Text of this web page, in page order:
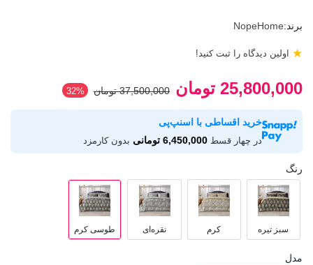
برند:NopeHome
اولین دیدگاه را ثبت کنید! ★
25,800,000 تومان 37,500,000 تومان 32%
خرید اقساطی با اسنپ‌پی
در چهار قسط 6,450,000 تومانی بدون کارمزد
رنگ
سبز تیره کرم نقره‌ای طوسی کرم
مدل